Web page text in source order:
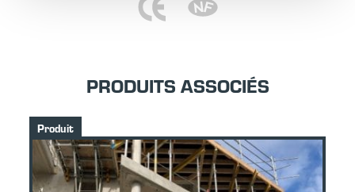
PRODUITS ASSOCIÉS
Produit